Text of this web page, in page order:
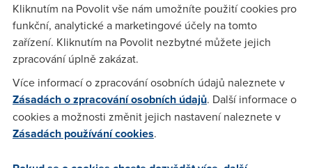
24.12.
Kliknutím na Povolit vše nám umožníte použití cookies pro
funkční, analytické a marketingové účely na tomto
zařízení. Kliknutím na Povolit nezbytné můžete jejich
zpracování úplně zakázat.
Více informací o zpracování osobních údajů naleznete v
Zásadách o zpracování osobních údajů. Další informace o
cookies a možnosti změnit jejich nastavení naleznete v
Zásadách používání cookies.